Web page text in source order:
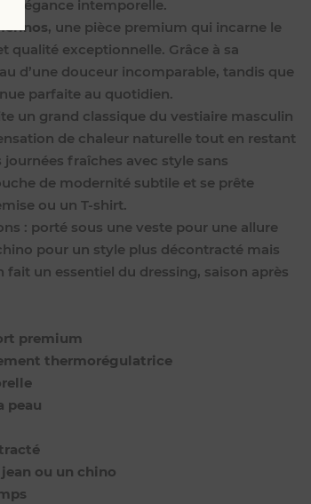
élégance intemporelle.
, une pièce premium qui incarne le
exceptionnelle. Grâce à sa
d’une douceur incomparable, tandis que
parfaite au quotidien.
un grand classique du vestiaire masculin
de chaleur naturelle tout en restant
fraîches avec style sans
de modernité subtile et se prête
ou un T-shirt.
: porté sous une veste pour une allure
pour un style plus décontracté mais
un essentiel du dressing, saison après
premium
thermorégulatrice
peau
ou un chino